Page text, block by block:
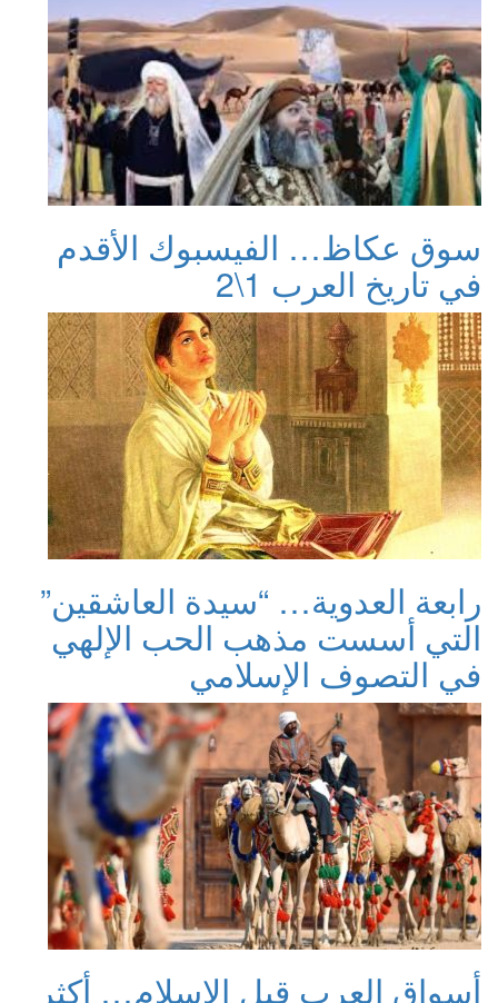
سوق عكاظ… الفيسبوك الأقدم
في تاريخ العرب 1\2
رابعة العدوية… “سيدة العاشقين”
التي أسست مذهب الحب الإلهي
في التصوف الإسلامي
أسواق العرب قبل الإسلام… أكثر